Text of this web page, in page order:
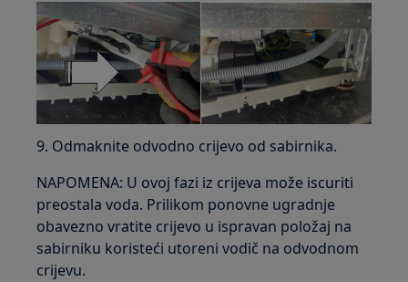
9. Odmaknite odvodno crijevo od sabirnika.
NAPOMENA: U ovoj fazi iz crijeva može iscuriti
preostala voda. Prilikom ponovne ugradnje
obavezno vratite crijevo u ispravan položaj na
sabirniku koristeći utoreni vodič na odvodnom
crijevu.